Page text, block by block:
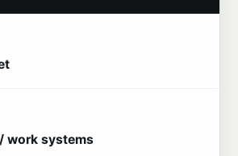
work systems